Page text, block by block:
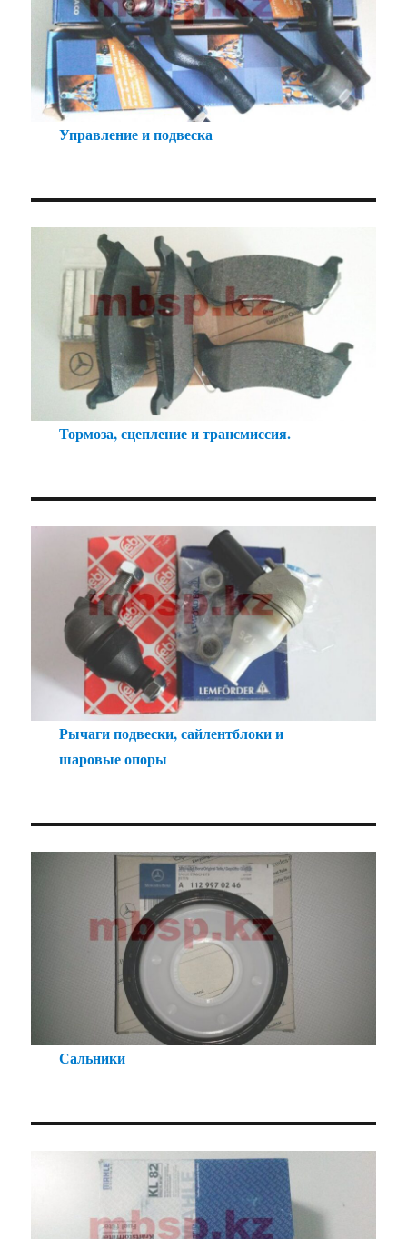
Управление и подвеска
Тормоза, сцепление и трансмиссия.
Рычаги подвески, сайлентблоки и
шаровые опоры
Сальники